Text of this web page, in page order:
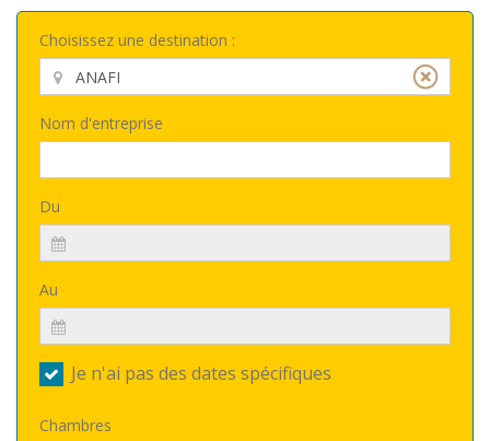
Choisissez une destination :
Nom d'entreprise
Du
Au
Je n'ai pas des dates spécifiques
Chambres